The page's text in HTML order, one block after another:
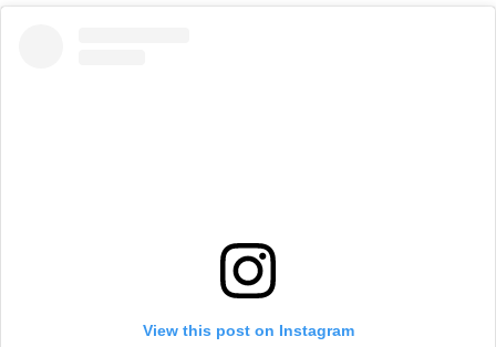
View this post on Instagram